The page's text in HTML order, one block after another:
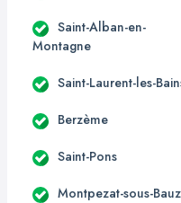
Saint-Alban-en-
Montagne
Saint-Laurent-les-
Berzème
Saint-Pons
Montpezat-sous-